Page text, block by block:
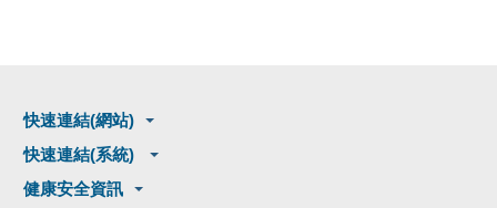
快速連結(網站)
快速連結(系統)
健康安全資訊